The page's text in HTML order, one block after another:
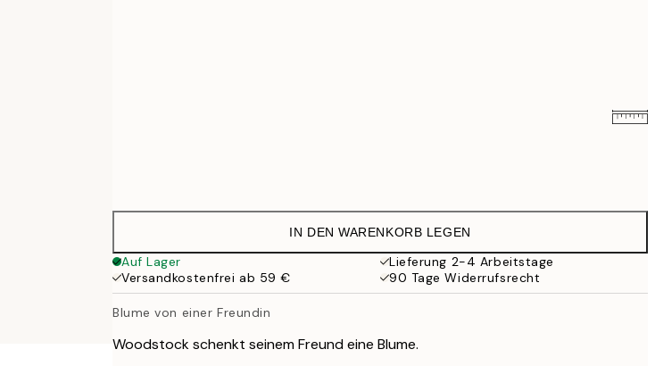
32,45 €
IN DEN WARENKORB LEGEN
Auf Lager
Lieferung 2-4 Arbeitstage
Versandkostenfrei ab 59 €
90 Tage Widerrufsrecht
Blume von einer Freundin
Woodstock schenkt seinem Freund eine Blume.